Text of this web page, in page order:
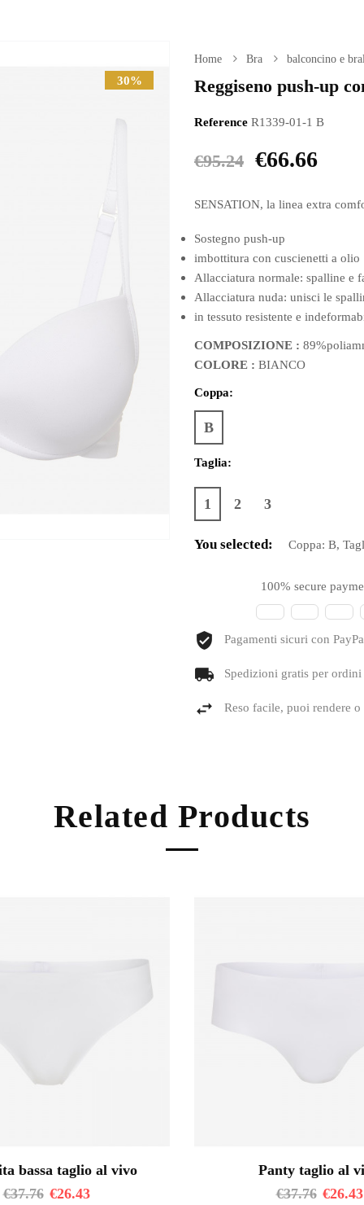
30%
Home Bra balconcino e
Reggiseno push-up
Reference R1339-01-1 B
€95.24 €66.66
SENSATION, la linea extra
Sostegno push-up
imbottitura con cuscienetti a olio
Allacciatura normale: spalline e
Allacciatura nuda: unisci le
in tessuto resistente e
COMPOSIZIONE :
COLORE : BIANCO
Coppa:
B
Taglia:
1 2 3
You selected: Coppa: B,
100% secure
Pagamenti sicuri con
Spedizioni gratis per
Reso facile, puoi rendere
Related Products
bassa taglio al vivo
€37.76 €26.43
Panty taglio al
€37.76 €26.43